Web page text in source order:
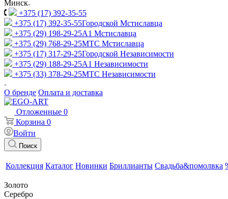
Минск
+375 (17) 392-35-55
+375 (17) 392-35-55Городской Мстиславца
+375 (29) 198-29-25A1 Мстиславца
+375 (29) 768-29-25МТС Мстиславца
+375 (17) 317-29-25Городской Независимости
+375 (29) 188-29-25A1 Независимости
+375 (33) 378-29-25МТС Независимости
О бренде Оплата и доставка
Отложенные 0
Корзина 0
Войти
Поиск
Коллекция Каталог Новинки Бриллианты Свадьба&помолвка
Золото
Серебро